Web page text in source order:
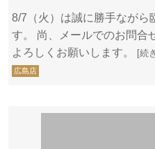
8/7（火）は誠に勝手ながら
す。 尚、メールでのお問合
よろしくお願いします。
[続
広島店